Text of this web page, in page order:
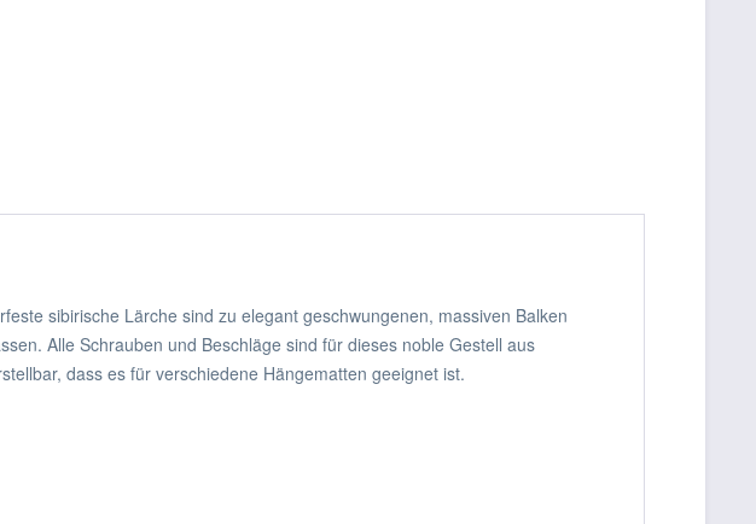
sibirische Lärche sind zu elegant geschwungenen, massiven Balken
Alle Schrauben und Beschläge sind für dieses noble Gestell aus
dass es für verschiedene Hängematten geeignet ist.